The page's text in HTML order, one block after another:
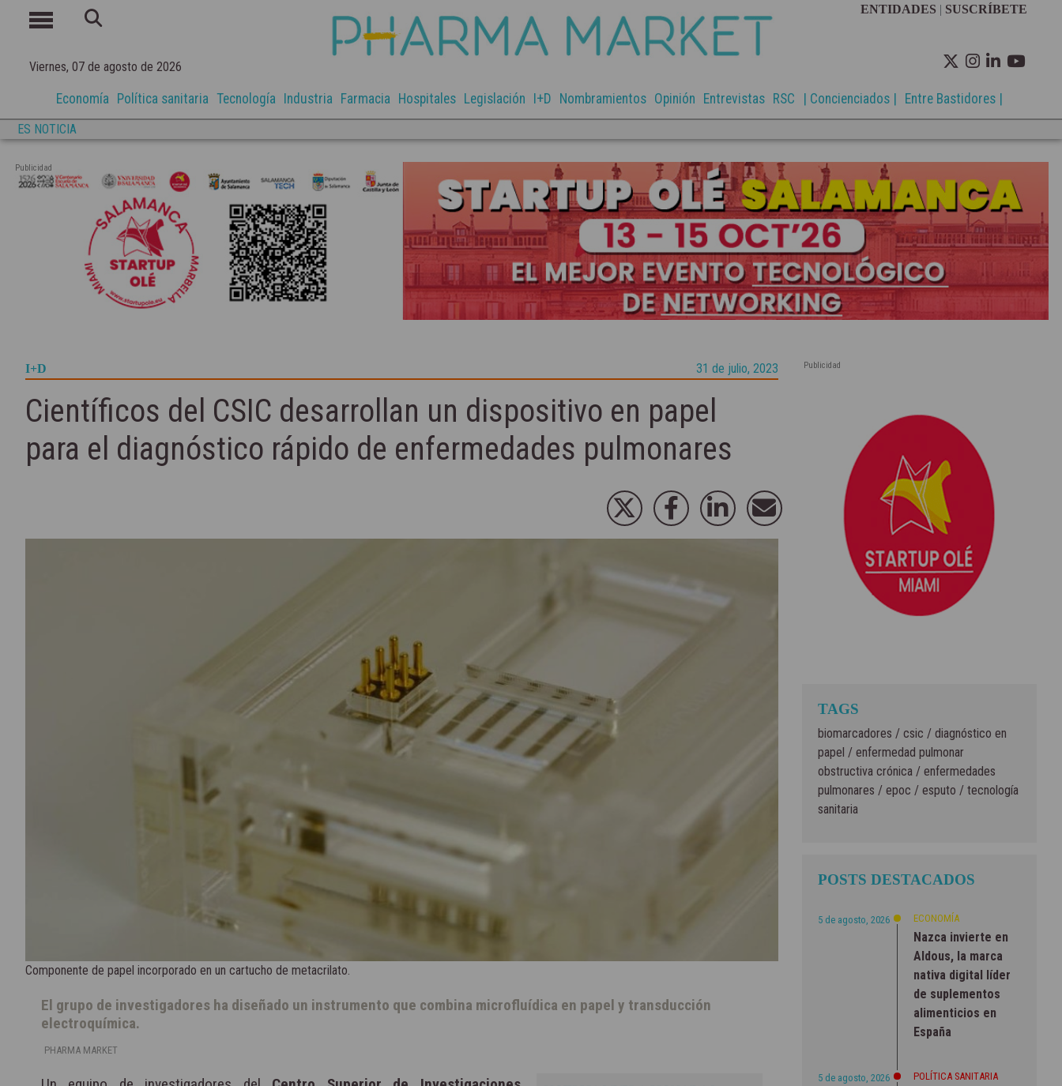
Viernes, 07 de agosto de 2026
ENTIDADES | SUSCRÍBETE
Economía Política sanitaria Tecnología Industria Farmacia Hospitales Legislación I+D Nombramientos Opinión Entrevistas RSC | Concienciados | Entre Bastidores |
ES NOTICIA
Publicidad
I+D 31 de julio, 2023
Científicos del CSIC desarrollan un dispositivo en papel
para el diagnóstico rápido de enfermedades pulmonares
Componente de papel incorporado en un cartucho de metacrilato.
El grupo de investigadores ha diseñado un instrumento que combina microfluídica en papel y transducción
electroquímica.
PHARMA MARKET
Publicidad
TAGS
biomarcadores /csic /diagnóstico en
papel /enfermedad pulmonar
obstructiva crónica /enfermedades
pulmonares /epoc /esputo /tecnología
sanitaria
POSTS DESTACADOS
5 de agosto, 2026 ECONOMÍA
Nazca invierte en
Aldous, la marca
nativa digital líder
de suplementos
alimenticios en
España
5 de agosto, 2026 POLÍTICA SANITARIA